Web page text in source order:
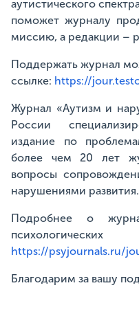
аутистического
поможет журналу
миссию, а редакции –
Поддержать журнал
ссылке: https://
Журнал «Аутизм и
России
издание по
более чем 20 лет
вопросы
нарушениями развития.
Подробнее о
https://psyjournals.ru/
Благодарим за вашу